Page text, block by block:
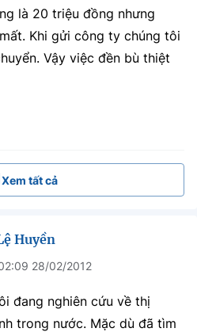
là 20 triệu đồng nhưng
Khi gửi công ty chúng tôi
Vậy việc đền bù thiệt
Xem tất cả
Huyền
28/02/2012
đang nghiên cứu về thị
trong nước. Mặc dù đã tìm